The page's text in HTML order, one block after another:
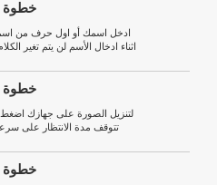
خطوة ١
ادخل اسمك أو اول حرف من
اثناء ادخال الأسم لن يتم تغير
خطوة
لتنزيل الصورة على جهازك اضغط
تتوقف مدة الانتظار على
خطوة